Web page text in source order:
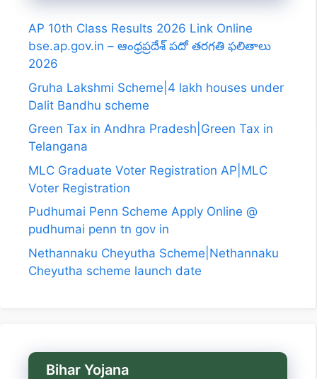
AP 10th Class Results 2026 Link Online
bse.ap.gov.in – ఆంధ్రప్రదేశ్ పదో తరగతి ఫలితాలు
2026
Gruha Lakshmi Scheme|4 lakh houses under
Dalit Bandhu scheme
Green Tax in Andhra Pradesh|Green Tax in
Telangana
MLC Graduate Voter Registration AP|MLC
Voter Registration
Pudhumai Penn Scheme Apply Online @
pudhumai penn tn gov in
Nethannaku Cheyutha Scheme|Nethannaku
Cheyutha scheme launch date
Bihar Yojana